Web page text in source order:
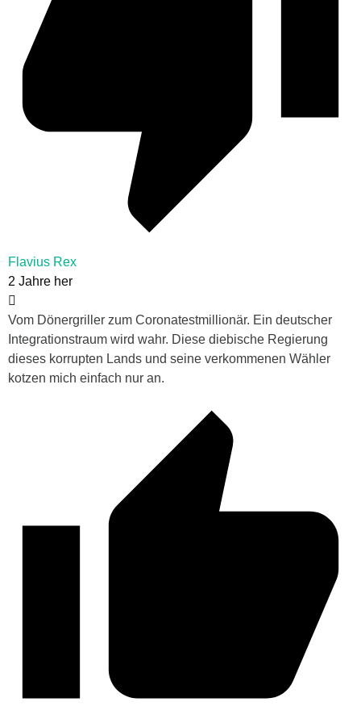
Flavius Rex
2 Jahre her
Vom Dönergriller zum Coronatestmillionär. Ein deutscher
Integrationstraum wird wahr. Diese diebische Regierung
dieses korrupten Lands und seine verkommenen Wähler
kotzen mich einfach nur an.